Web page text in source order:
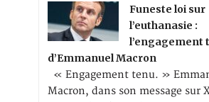
Funeste loi sur
l’euthanasie :
l’engagement
d’Emmanuel Macron
« Engagement tenu. »
Macron, dans son message sur